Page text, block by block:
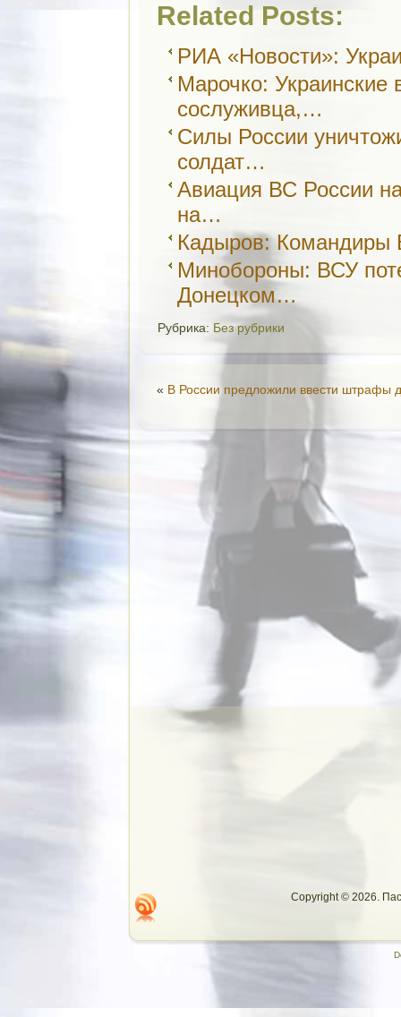
Related Posts:
РИА «Новости»:
Марочко: Украинские
сослуживца,…
Силы России
солдат…
Авиация ВС России
на…
Кадыров: Командиры
Минобороны: ВСУ
Донецком…
Рубрика: Без рубрики
« В России предложили ввести штрафы
Copyright © 2026.